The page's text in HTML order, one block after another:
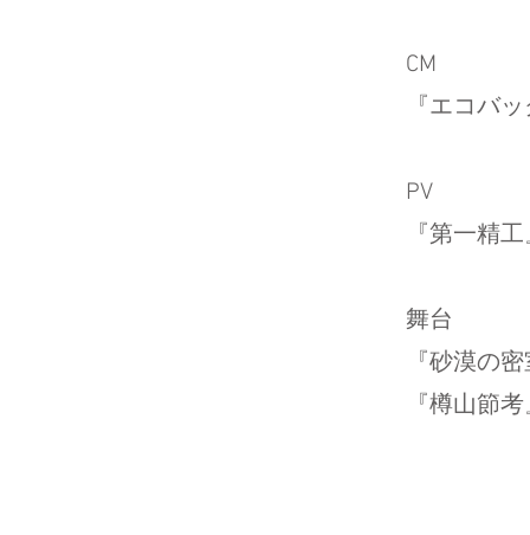
『エコバ
『第一精
舞
『砂漠の
『樽山節